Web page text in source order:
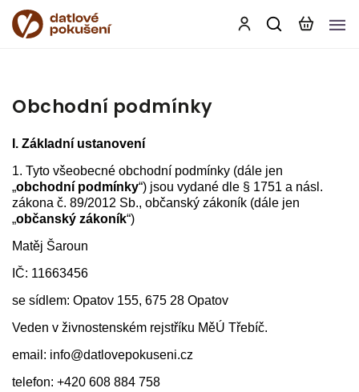
Obchodní podmínky
I. Základní ustanovení
1. Tyto všeobecné obchodní podmínky (dále jen
„obchodní podmínky“) jsou vydané dle § 1751 a násl.
zákona č. 89/2012 Sb., občanský zákoník (dále jen
„občanský zákoník“)
Matěj Šaroun
IČ: 11663456
se sídlem: Opatov 155, 675 28 Opatov
Veden v živnostenském rejstříku MěÚ Třebíč.
email: info@datlovepokuseni.cz
telefon: +420 608 884 758